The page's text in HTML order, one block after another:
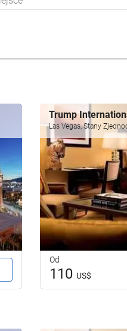
Trump
Las Vegas, Stany
Od
110 US$